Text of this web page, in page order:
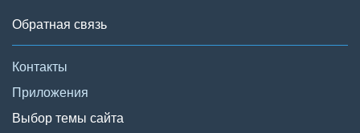
Обратная связь
Контакты
Приложения
Выбор темы сайта